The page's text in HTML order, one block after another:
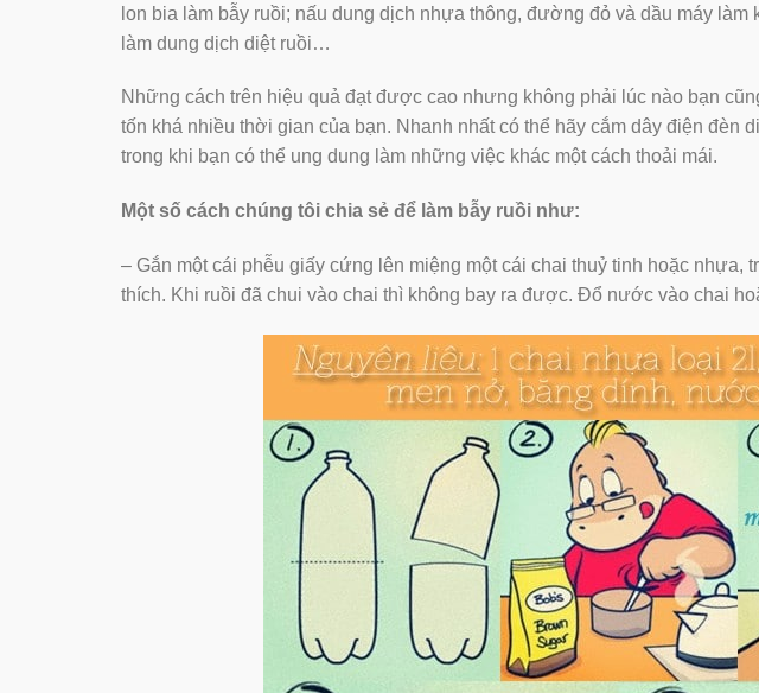
lon bia làm bẫy ruồi; nấu dung dịch nhựa thông, đường đỏ và dầu máy
làm dung dịch diệt ruồi…
Những cách trên hiệu quả đạt được cao nhưng không phải lúc nào bạn
tốn khá nhiều thời gian của bạn. Nhanh nhất có thể hãy cắm dây điện đèn
trong khi bạn có thể ung dung làm những việc khác một cách thoải mái.
Một số cách chúng tôi chia sẻ để làm bẫy ruồi như:
– Gắn một cái phễu giấy cứng lên miệng một cái chai thuỷ tinh hoặc nhựa,
thích. Khi ruồi đã chui vào chai thì không bay ra được. Đổ nước vào chai